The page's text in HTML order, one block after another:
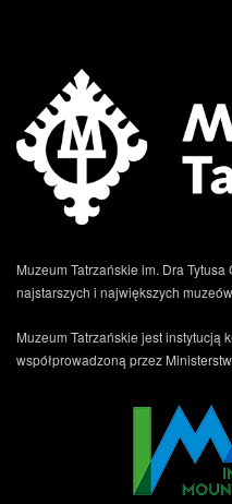
Muzeum Tatrzańskie im. Dra
najstarszych i największych
Muzeum Tatrzańskie jest instytucją
współprowadzoną przez